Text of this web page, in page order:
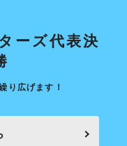
ーズ代表決
り広げます！